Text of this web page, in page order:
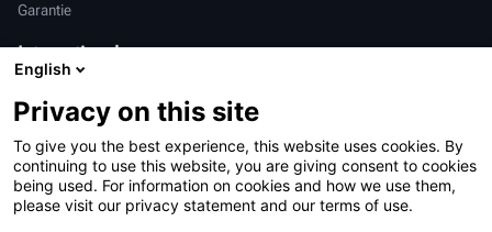
Garantie
International
亨特中国
English
Privacy on this site
To give you the best experience, this website uses cookies. By
continuing to use this website, you are giving consent to cookies
being used. For information on cookies and how we use them,
please visit our privacy statement and our terms of use.